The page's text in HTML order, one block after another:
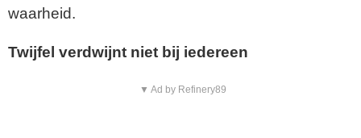
waarheid.
Twijfel verdwijnt niet bij iedereen
▼ Ad by Refinery89